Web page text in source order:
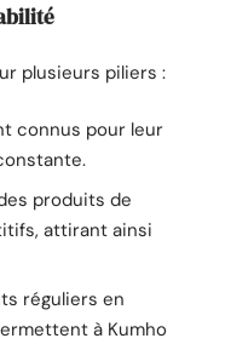
plusieurs piliers :
connus pour leur
produits de
attirant ainsi
réguliers en
à Kumho